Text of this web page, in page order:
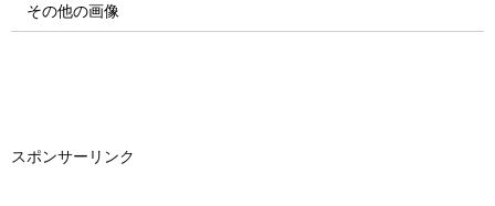
その他の画像
スポンサーリンク